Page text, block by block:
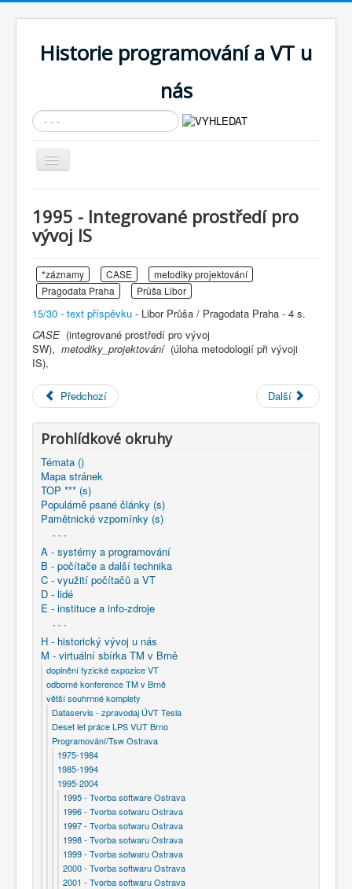
Historie programování a VT u
nás
Vyhledávání...
Přepnout
navigaci
Cíle expozice
Současnost SW a IT
Historické počítače
COBOL
O nás
Úvod
M - virtuální sbírka TM v Brně
větší souhrnné komplety
Programování/Tsw Ostrava
1995 - Tvorba software Ostrava
1995 - Integrované prostředí pro vývoj IS
1995 - Integrované prostředí pro
vývoj IS
*záznamy CASE
metodiky projektování
Pragodata Praha
Průša Libor
15/30 - text příspěvku - Libor Průša / Pragodata Praha - 4 s.
CASE (integrované prostředí pro vývoj
SW), metodiky_projektování (úloha metodologií při vývoji
IS),
Předchozí Další
Prohlídkové okruhy
Témata ()
Mapa stránek
TOP *** (s)
Populárně psané články (s)
Pamětnické vzpomínky (s)
- - -
A - systémy a programování
B - počítače a další technika
C - využití počítačů a VT
D - lidé
E - instituce a info-zdroje
- - -
H - historický vývoj u nás
M - virtuální sbírka TM v Brně
doplnění fyzické expozice VT
odborné konference TM v Brně
větší souhrnné komplety
Dataservis - zpravodaj ÚVT Tesla
Deset let práce LPS VUT Brno
Programování/Tsw Ostrava
1975-1984
1985-1994
1995-2004
1995 - Tvorba software Ostrava
1996 - Tvorba sotwaru Ostrava
1997 - Tvorba sotwaru Ostrava
1998 - Tvorba sotwaru Ostrava
1999 - Tvorba sotwaru Ostrava
2000 - Tvorba softwaru Ostrava
2001 - Tvorba softwaru Ostrava